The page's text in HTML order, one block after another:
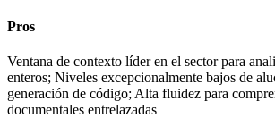
Pros
Ventana de contexto líder en el sector para
enteros; Niveles excepcionalmente bajos de
generación de código; Alta fluidez para
documentales entrelazadas